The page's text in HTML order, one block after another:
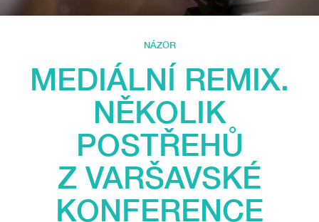
NÁZOR
MEDIÁLNÍ REMIX.
NĚKOLIK
POSTŘEHŮ
Z VARŠAVSKÉ
KONFERENCE